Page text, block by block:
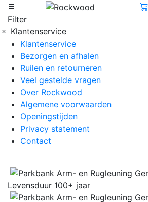
Filter
Klantenservice
Klantenservice
Bezorgen en afhalen
Ruilen en retourneren
Veel gestelde vragen
Over Rockwood
Algemene voorwaarden
Openingstijden
Privacy statement
Contact
Levensduur 100+ jaar